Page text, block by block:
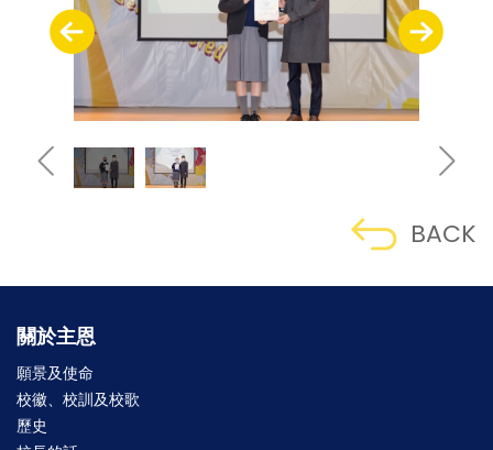
BACK
關於主恩
願景及使命
校徽、校訓及校歌
歷史